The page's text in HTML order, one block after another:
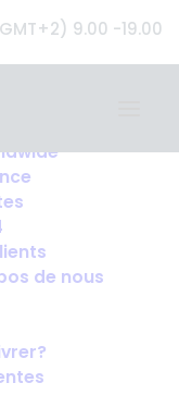
9.00 -19.00
faisons)
de nous